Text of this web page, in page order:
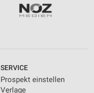
SERVICE
Prospekt einstellen
Verlage